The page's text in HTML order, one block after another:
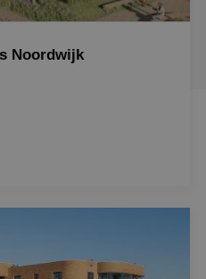
Noordwijk